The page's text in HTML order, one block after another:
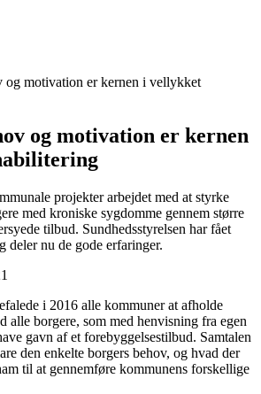
og motivation er kernen i vellykket
og motivation er kernen
projekter arbejdet med at styrke
med kroniske sygdomme gennem større
tilbud. Sundhedsstyrelsen har fået
deler nu de gode erfaringer.
i 2016 alle kommuner at afholde
alle borgere, som med henvisning fra egen
gavn af et forebyggelsestilbud. Samtalen
den enkelte borgers behov, og hvad der
til at gennemføre kommunens forskellige